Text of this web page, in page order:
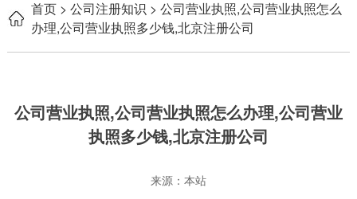
首页 > 公司注册知识 > 公司营业执照,公司营业执照怎么
办理,公司营业执照多少钱,北京注册公司
公司营业执照,公司营业执照怎么办理,公司营业
执照多少钱,北京注册公司
来源：本站